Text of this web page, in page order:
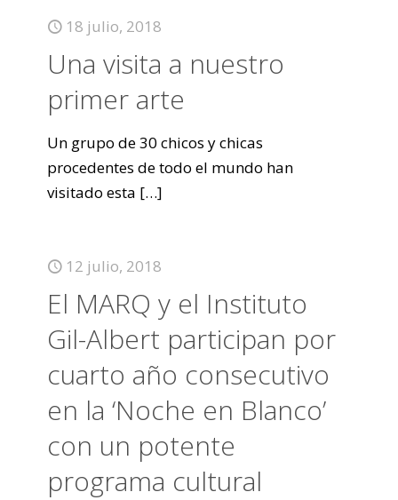
18 julio, 2018
Una visita a nuestro
primer arte
Un grupo de 30 chicos y chicas
procedentes de todo el mundo han
visitado esta […]
12 julio, 2018
El MARQ y el Instituto
Gil-Albert participan por
cuarto año consecutivo
en la ‘Noche en Blanco’
con un potente
programa cultural